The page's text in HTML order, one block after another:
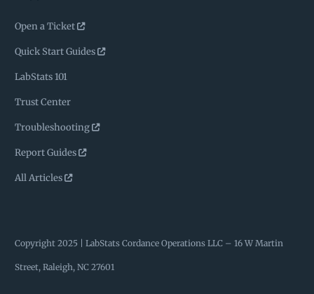
Open a Ticket
Quick Start Guides
LabStats 101
Trust Center
Troubleshooting
Report Guides
All Articles
Copyright 2025 | LabStats Cordance Operations LLC – 16 W Martin
Street, Raleigh, NC 27601